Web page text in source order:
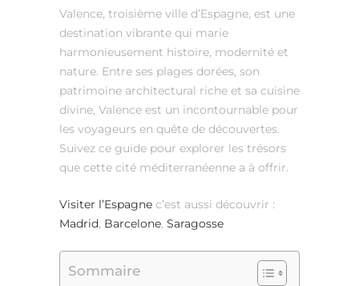
Valence, troisième ville d’Espagne, est une
destination vibrante qui marie
harmonieusement histoire, modernité et
nature. Entre ses plages dorées, son
patrimoine architectural riche et sa cuisine
divine, Valence est un incontournable pour
les voyageurs en quête de découvertes.
Suivez ce guide pour explorer les trésors
que cette cité méditerranéenne a à offrir.
Visiter l’Espagne c’est aussi découvrir :
Madrid, Barcelone, Saragosse
Sommaire